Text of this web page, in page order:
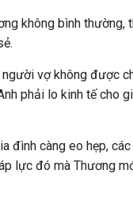
không bình thường,
vợ không được
phải lo kinh tế cho
đình càng eo hẹp,
lực đó mà Thương